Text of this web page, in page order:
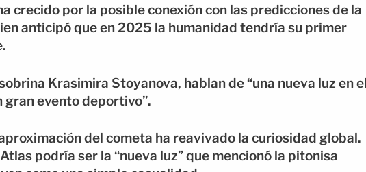
crecido por la posible conexión con las predicciones de la
anticipó que en 2025 la humanidad tendría su primer
Krasimira Stoyanova, hablan de “una nueva luz en
gran evento deportivo”.
del cometa ha reavivado la curiosidad global.
podría ser la “nueva luz” que mencionó la pitonisa